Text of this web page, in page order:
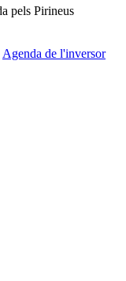
Agenda de l'inversor